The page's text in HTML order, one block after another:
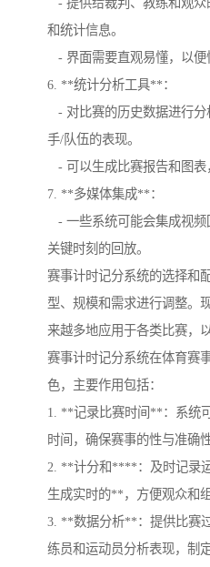
- 提供给裁判、教练和观
和统计信息。
- 界面需要直观易懂，以便
6. **统计分析工具**：
- 对比赛的历史数据进行
手/队伍的表现。
- 可以生成比赛报告和图表
7. **多媒体集成**：
- 一些系统可能会集成视频
关键时刻的回放。
赛事计时记分系统的选择和
型、规模和需求进行调整。
来越多地应用于各类比赛，
赛事计时记分系统在体育赛
色，主要作用包括：
1. **记录比赛时间**：系统
时间，确保赛事的性与准确性
2. **计分和****：及时记录
生成实时的**，方便观众和
3. **数据分析**：提供比赛
练员和运动员分析表现，制